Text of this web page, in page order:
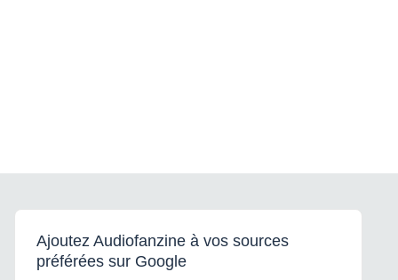
Ajoutez Audiofanzine à vos sources
préférées sur Google